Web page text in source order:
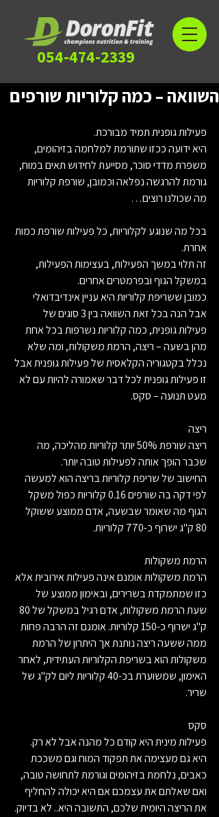
השוואה – כמה קלוריות שורפים
פעילות גופנית תמיד מבורכת.
היא ידועה ככזו שתורמת למלחמה בזיהומים,
משפרת מדדי סוכר, מסייעת לחידוש תאים במוח,
גורמת להרגשה נפלאה וכמובן, שורפת קלוריות
מה שכולנו רוצים…
בכל מה שנוגע לקלוריות, כל פעילות שורפת כמות
אחרת.
זה תלוי במשך הפעילות, בעצימות הפעילות,
במשקל הגוף ובפרמטרים אחרים.
כמובן ששריפת קלוריות היא עניין אינדיבדואלי
אבל הנה בכל זאת השוואה בין 3 סוגים של
פעילות גופנית, כמה קלוריות נשרפות בכל אחת
מהן בשעה – ריצה, הרמת משקולות, ומה שלא
נכלל בקטגוריה הקלאסית של פעילות גופנית אבל
זו פעילות גופנית לכל דבר שאמורה להיות עם לא
מעט תנועה – סקס.
ריצה
ריצה שורפת 50% יותר קלוריות מהליכה, מה
שכבר הופך אותה לפעילות טובה יותר.
החישוב של שריפת קלוריות בריצה הוא למעשה
לפי דקה בה שורפים 0.16 קלוריות כפול משקל
הגוף מה שאומר שבשעה, אדם ממוצע ששוקל
80 ק"ג ישרוף כ-770 קלוריות.
הרמת משקולות
הרמת משקולות אומנם אינה פעילות אירובית אלא
כזו שמתמקדת בשרירים, ובאימון ממוצע של
ק"ג ישרוף כ-150 קלוריות. אומנם זה הרבה פחות
ממה ששעה ריצה נותנת אך היתרון של הרמת
משקולות הוא בשריפת הקלוריות העתידית, לאחר
האימון, שמשוערת בכ-40 קלוריות ליום לק"ג של
שריר.
סקס
פעילות מינית היא קודם כל מהנה אבל לא רק.
היא גם מעצימה את תפקוד המוח וגם משככת
כאבים, נלחמת בזיהומים וגורמת לתחושה טובה,
ואם שאלתם את עצמכם אם היא יכולה להחליף
את הריצה היומית שלכם, התשובה היא.. לא בדיוק.